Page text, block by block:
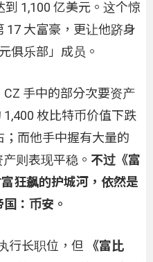
1,100 亿美元。这个惊
17 大富豪，更让他跻身
俱乐部」成员。
手中的部分次要资产
枚比特币价值下跌
；而他手中握有大量的
则表现平稳。 不过《富
狂飙的护城河，依然是
：币安。
行长职位，但
《富比